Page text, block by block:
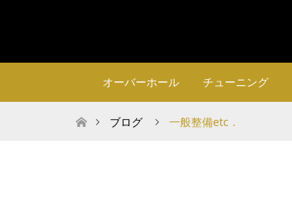
オーバーホール チューニング
ホームブログ 一般整備etc．